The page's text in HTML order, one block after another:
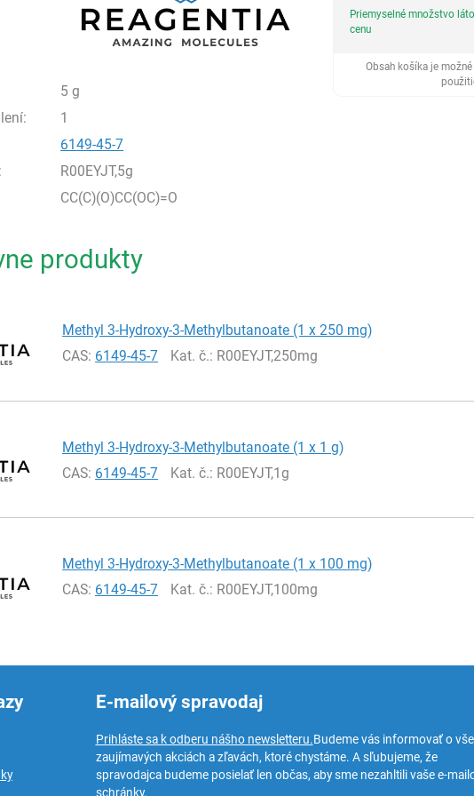
5 g
1
6149-45-7
R00EYJT,5g
CC(C)(O)CC(OC)=O
Priemyselné množstvo
cenu
Obsah košíka je
produkty
Methyl 3-Hydroxy-3-Methylbutanoate (1 x 250 mg)
CAS: 6149-45-7 Kat. č.: R00EYJT,250mg
Methyl 3-Hydroxy-3-Methylbutanoate (1 x 1 g)
CAS: 6149-45-7 Kat. č.: R00EYJT,1g
Methyl 3-Hydroxy-3-Methylbutanoate (1 x 100 mg)
CAS: 6149-45-7 Kat. č.: R00EYJT,100mg
E-mailový spravodaj
Prihláste sa k odberu nášho newsletteru.Budeme vás informovať o
zaujímavých akciách a zľavách, ktoré chystáme. A sľubujeme, že
spravodajca budeme posielať len občas, aby sme nezahltili vaše e-
schránky.